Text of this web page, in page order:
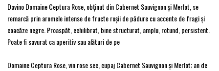
Davino Domaine Ceptura Rose, obţinut din Cabernet Sauvignon şi Merlot, se
remarcă prin aromele intense de fructe roșii de pădure cu accente de fragi și
coacăze negre. Proaspăt, echilibrat, bine structurat, amplu, rotund, persistent.
Poate fi savurat ca aperitiv sau alături de pe
Domaine Ceptura Rose, vin rose sec, cupaj Cabernet Sauvignon şi Merlot; an de